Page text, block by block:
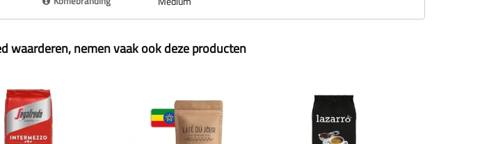
waarderen, nemen vaak ook deze producten